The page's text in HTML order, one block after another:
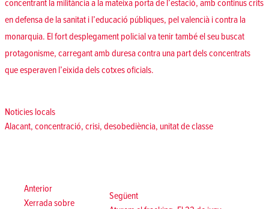
concentrant la militància a la mateixa porta de l’estació, amb continus crits
en defensa de la sanitat i l’educació públiques, pel valencià i contra la
monarquia. El fort desplegament policial va tenir també el seu buscat
protagonisme, carregant amb duresa contra una part dels concentrats
que esperaven l’eixida dels cotxes oficials.
Posted in
Noticies locals
Tags:
Alacant, concentració, crisi, desobediència, unitat de classe
d'entradesAnteriorAnterior:
Xerrada sobre
SegüentSegüent: